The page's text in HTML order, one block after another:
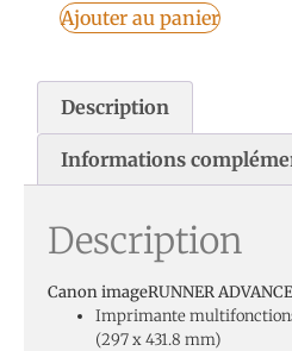
Description
Informations
Description
Canon imageRUNNER
Imprimante
(297 x 431.8 mm)
Ajouter au panier